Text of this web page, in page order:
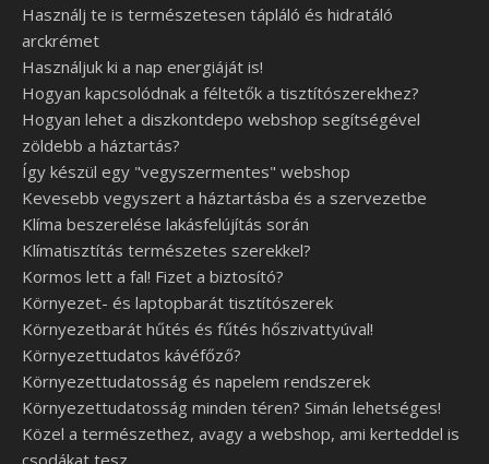
Használj te is természetesen tápláló és hidratáló
arckrémet
Használjuk ki a nap energiáját is!
Hogyan kapcsolódnak a féltetők a tisztítószerekhez?
Hogyan lehet a diszkontdepo webshop segítségével
zöldebb a háztartás?
Így készül egy "vegyszermentes" webshop
Kevesebb vegyszert a háztartásba és a szervezetbe
Klíma beszerelése lakásfelújítás során
Klímatisztítás természetes szerekkel?
Kormos lett a fal! Fizet a biztosító?
Környezet- és laptopbarát tisztítószerek
Környezetbarát hűtés és fűtés hőszivattyúval!
Környezettudatos kávéfőző?
Környezettudatosság és napelem rendszerek
Környezettudatosság minden téren? Simán lehetséges!
Közel a természethez, avagy a webshop, ami kerteddel is
csodákat tesz